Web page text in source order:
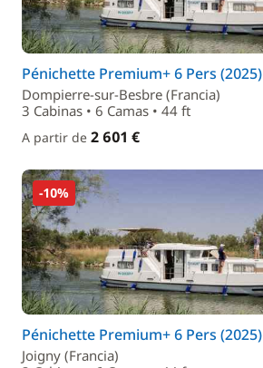
Pénichette Premium+ 6 Pers (2025)
Dompierre-sur-Besbre (Francia)
3 Cabinas • 6 Camas • 44 ft
A partir de 2 601 €
-10%
Pénichette Premium+ 6 Pers (2025)
Joigny (Francia)